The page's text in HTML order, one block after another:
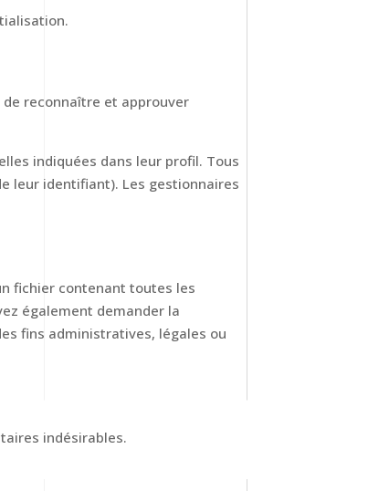
reconnaître et approuver
indiquées dans leur profil. Tous
leur identifiant). Les gestionnaires
fichier contenant toutes les
également demander la
fins administratives, légales ou
indésirables.